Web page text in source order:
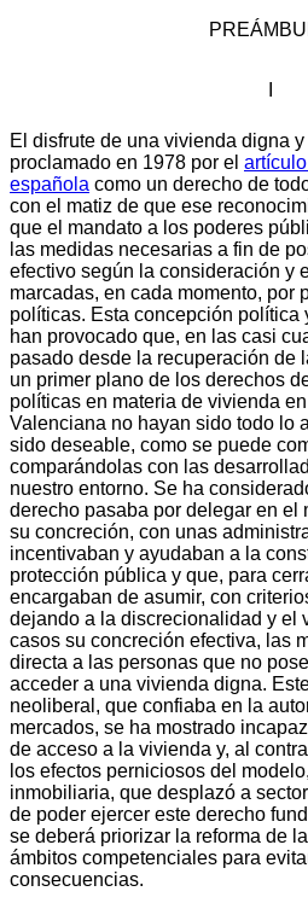
El disfrute de una vivienda digna
proclamado en 1978 por el
española como un derecho de
con el matiz de que ese
que el mandato a los poderes
las medidas necesarias a fin de
efectivo según la consideración y
marcadas, en cada momento, por
políticas. Esta concepción política
han provocado que, en las casi
pasado desde la recuperación de
un primer plano de los derechos
políticas en materia de vivienda
Valenciana no hayan sido todo lo
sido deseable, como se puede
comparándolas con las
nuestro entorno. Se ha
derecho pasaba por delegar en el
su concreción, con unas
incentivaban y ayudaban a la
protección pública y que, para
encargaban de asumir, con
dejando a la discrecionalidad y el
casos su concreción efectiva, las
directa a las personas que no
acceder a una vivienda digna.
neoliberal, que confiaba en la
mercados, se ha mostrado
de acceso a la vivienda y, al
los efectos perniciosos del
inmobiliaria, que desplazó a
de poder ejercer este derecho
se deberá priorizar la reforma de
ámbitos competenciales para
consecuencias.